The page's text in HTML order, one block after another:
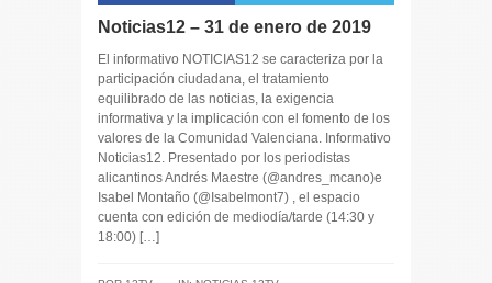
Noticias12 – 31 de enero de 2019
El informativo NOTICIAS12 se caracteriza por la
participación ciudadana, el tratamiento
equilibrado de las noticias, la exigencia
informativa y la implicación con el fomento de los
valores de la Comunidad Valenciana. Informativo
Noticias12. Presentado por los periodistas
alicantinos Andrés Maestre (@andres_mcano)e
Isabel Montaño (@Isabelmont7) , el espacio
cuenta con edición de mediodía/tarde (14:30 y
18:00) […]